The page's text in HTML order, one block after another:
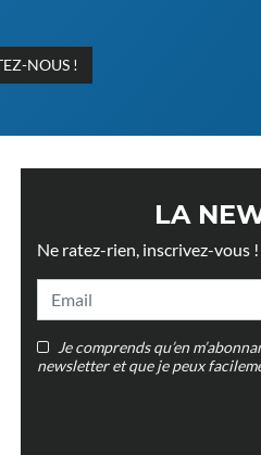
NOUS !
Les rideaux, un atout
LA
Ne ratez-rien, inscrivez-vous !
Je comprends qu’en
newsletter et que je peux